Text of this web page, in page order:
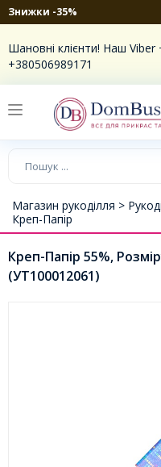
Знижки -35%
Шановні клієнти! Наш
+380506989171
Магазин рукоділля >
Креп-Папір
Креп-Папір 55%,
(УТ100012061)